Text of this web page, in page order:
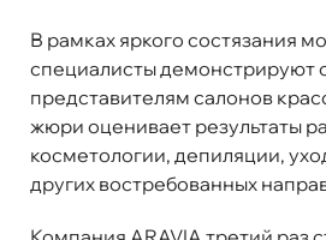
В рамках яркого состязания
специалисты демонстрируют
представителям салонов
жюри оценивает результаты
косметологии, депиляции,
других востребованных